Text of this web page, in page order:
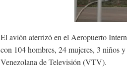
El avión aterrizó en el Aeropuerto
con 104 hombres, 24 mujeres, 3 niños
Venezolana de Televisión (VTV).